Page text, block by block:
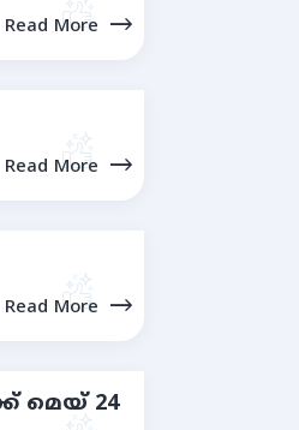
Read More
Read More
Read More
മെയ് 24